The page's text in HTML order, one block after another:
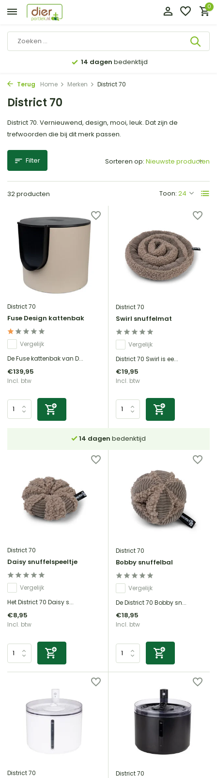
0
Gratis bezorgd in NLvanaf €35 (BE €80,00)
Terug Home Merken District 70
District 70
District 70. Vernieuwend, design, mooi, leuk. Dat zijn de
trefwoorden die bij dit merk passen.
Filter
32 producten Toon:
Sorteren op:
District 70
Fuse Design kattenbak
Vergelijk
De Fuse kattenbak van D...
€139,95
Incl. btw
District 70
Swirl snuffelmat
Vergelijk
District 70 Swirl is ee...
€19,95
Incl. btw
Gratis bezorgd in NL vanaf €35 (BE €80,00)
District 70
Daisy snuffelspeeltje
Vergelijk
Het District 70 Daisy s...
€8,95
Incl. btw
District 70
Bobby snuffelbal
Vergelijk
De District 70 Bobby sn...
€18,95
Incl. btw
District 70 District 70